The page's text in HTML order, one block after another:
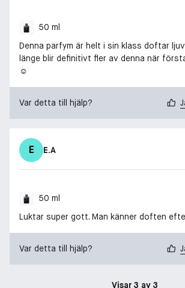
50 ml
Denna parfym är helt i sin klass doftar
länge blir definitivt fler av denna när
☺️
Var detta till hjälp?
E E.A
50 ml
Luktar super gott. Man känner doften
Var detta till hjälp?
Visar 3 av 3